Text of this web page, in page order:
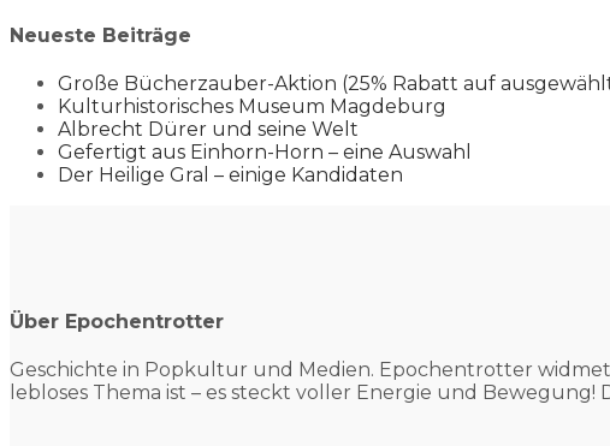
Neueste Beiträge
Große Bücherzauber-Aktion (25% Rabatt auf
Kulturhistorisches Museum Magdeburg
Albrecht Dürer und seine Welt
Gefertigt aus Einhorn-Horn – eine Auswahl
Der Heilige Gral – einige Kandidaten
Über Epochentrotter
Geschichte in Popkultur und Medien. Epochentrotter
lebloses Thema ist – es steckt voller Energie und Bewegung!